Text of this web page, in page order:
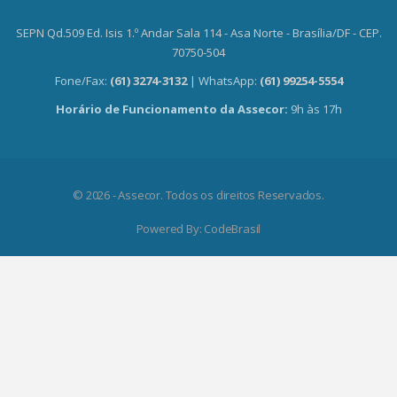
SEPN Qd.509 Ed. Isis 1.º Andar Sala 114 - Asa Norte - Brasília/DF - CEP.
70750-504
Fone/Fax: (61) 3274-3132 | WhatsApp: (61) 99254-5554
Horário de Funcionamento da Assecor: 9h às 17h
© 2026 - Assecor. Todos os direitos Reservados.
Powered By: CodeBrasil